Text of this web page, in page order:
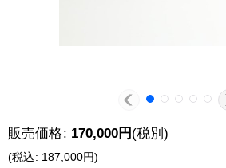
販売価格: 170,000円 (税別)
(税込: 187,000円)